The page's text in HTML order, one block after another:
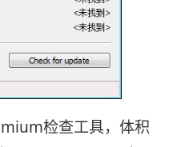
检查工具，体积